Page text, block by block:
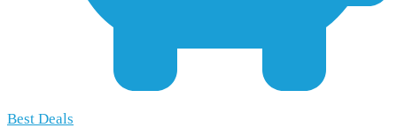
Best Deals